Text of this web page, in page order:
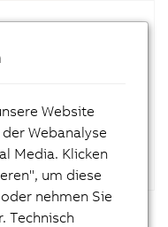
A, 24VDC
Website
Webanalyse
Media. Klicken
um diese
nehmen Sie
Technisch